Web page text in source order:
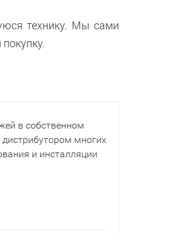
технику. Мы сами
в собственном
многих
и инсталляции